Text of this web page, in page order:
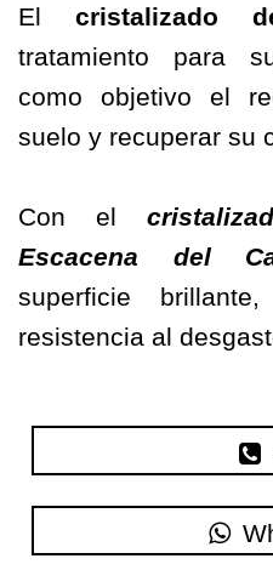
Elcristalizado
tratamiento para
como objetivo el
suelo y recuperar su
Con el
Escacena del
superficie
resistencia al